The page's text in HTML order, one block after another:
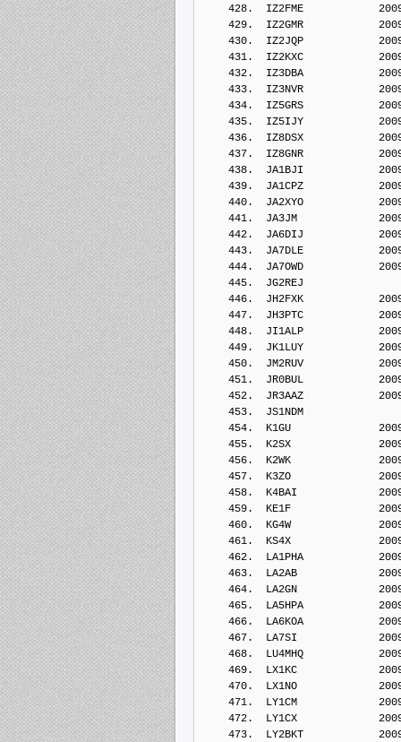
428.  IZ2FME
429.  IZ2GMR
430.  IZ2JQP
431.  IZ2KXC
432.  IZ3DBA
433.  IZ3NVR
434.  IZ5GRS
435.  IZ5IJY
436.  IZ8DSX
437.  IZ8GNR
438.  JA1BJI
439.  JA1CPZ
440.  JA2XYO
441.  JA3JM
442.  JA6DIJ
443.  JA7DLE
444.  JA7OWD
445.  JG2REJ
446.  JH2FXK
447.  JH3PTC
448.  JI1ALP
449.  JK1LUY
450.  JM2RUV
451.  JR0BUL
452.  JR3AAZ
453.  JS1NDM
454.  K1GU
455.  K2SX
456.  K2WK
457.  K3ZO
458.  K4BAI
459.  KE1F
460.  KG4W
461.  KS4X
462.  LA1PHA
463.  LA2AB
464.  LA2GN
465.  LA5HPA
466.  LA6KOA
467.  LA7SI
468.  LU4MHQ
469.  LX1KC
470.  LX1NO
471.  LY1CM
472.  LY1CX
473.  LY2BKT